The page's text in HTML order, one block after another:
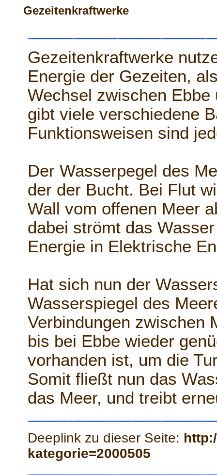
Gezeitenkraftwerke
Gezeitenkraftwerke
Energie der Gezeiten,
Wechsel zwischen Ebbe
gibt viele verschiedene
Funktionsweisen sind
Der Wasserpegel des
der der Bucht. Bei Flut
Wall vom offenen Meer
dabei strömt das
Energie in Elektrische
Hat sich nun der
Wasserspiegel des
Verbindungen zwischen
bis bei Ebbe wieder
vorhanden ist, um die
Somit fließt nun das
das Meer, und treibt
Deeplink zu dieser Seite:
kategorie=2000505